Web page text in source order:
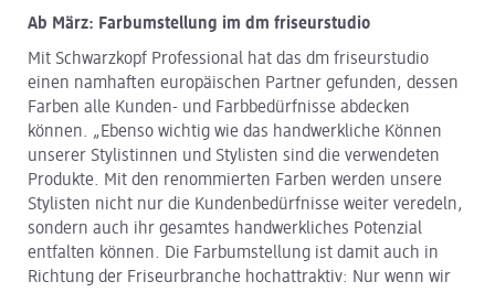
Ab März: Farbumstellung im dm friseurstudio
Mit Schwarzkopf Professional hat das dm friseurstudio
einen namhaften europäischen Partner gefunden, dessen
Farben alle Kunden- und Farbbedürfnisse abdecken
können. „Ebenso wichtig wie das handwerkliche Können
unserer Stylistinnen und Stylisten sind die verwendeten
Produkte. Mit den renommierten Farben werden unsere
Stylisten nicht nur die Kundenbedürfnisse weiter veredeln,
sondern auch ihr gesamtes handwerkliches Potenzial
entfalten können. Die Farbumstellung ist damit auch in
Richtung der Friseurbranche hochattraktiv: Nur wenn wir